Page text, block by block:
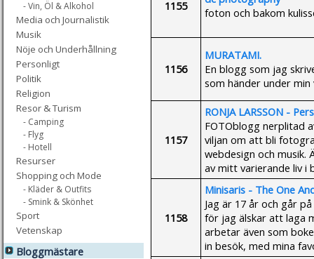
- Vin, Öl & Alkohol
Media och Journalistik
Musik
Nöje och Underhållning
Personligt
Politik
Religion
Resor & Turism
- Camping
- Flyg
- Hotell
Resurser
Shopping och Mode
- Kläder & Outfits
- Smink & Skönhet
Sport
Vetenskap
Bloggmästare
1155
foton och bakom
1156
MURATAMI.
En blogg som jag
som händer under min
1157
RONJA LARSSON -
FOTOblogg nerplitad
viljan om att bli
webdesign och musik.
av mitt varierande liv i
1158
Minisaris - The One
Jag är 17 år och går
för jag älskar att laga
arbetar även som
in besök, med mina